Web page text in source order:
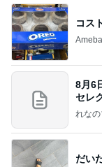
コス
8月6
セレ
ン
れな
だい